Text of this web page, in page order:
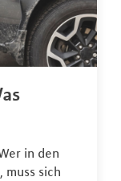
in den
sich